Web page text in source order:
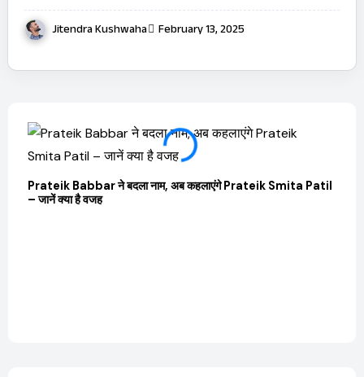
Jitendra Kushwaha February 13, 2025
Prateik Babbar ने बदला नाम, अब कहलाएंगे Prateik Smita Patil
– जानें क्या है वजह